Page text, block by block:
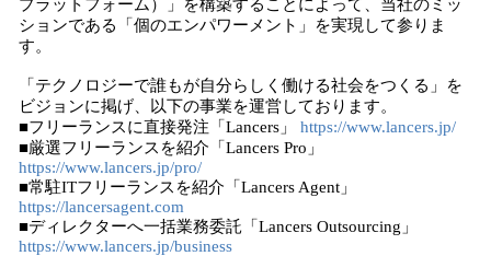
プラットフォーム）」を構築することによって、当社のミッ
ションである「個のエンパワーメント」を実現して参りま
す。
「テクノロジーで誰もが自分らしく働ける社会をつくる」を
ビジョンに掲げ、以下の事業を運営しております。
■フリーランスに直接発注「Lancers」 https://www.lancers.jp/
■厳選フリーランスを紹介「Lancers Pro」
https://www.lancers.jp/pro/
■常駐ITフリーランスを紹介「Lancers Agent」
https://lancersagent.com
■ディレクターへ一括業務委託「Lancers Outsourcing」
https://www.lancers.jp/business